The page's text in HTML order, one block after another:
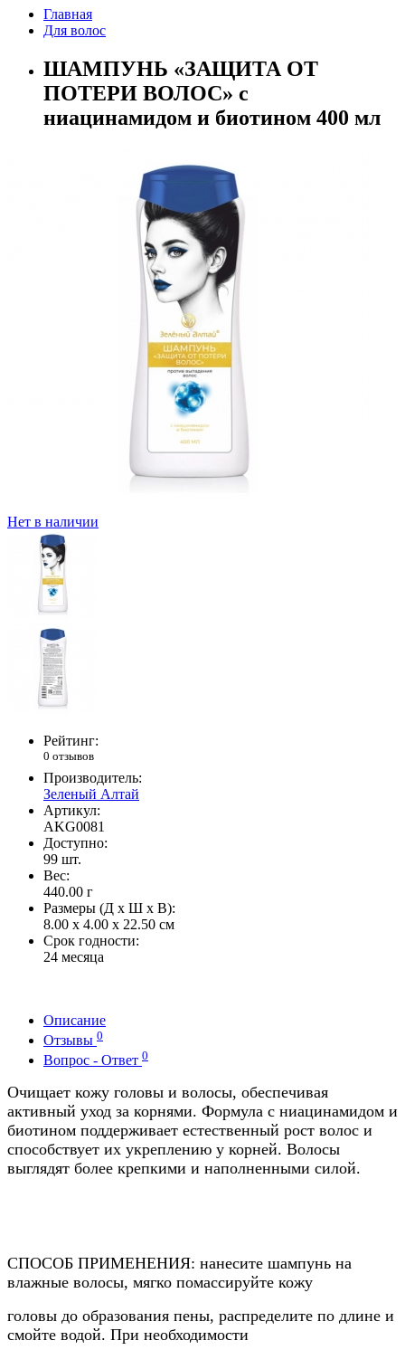
Главная
Для волос
ШАМПУНЬ «ЗАЩИТА ОТ
ПОТЕРИ ВОЛОС» с
ниацинамидом и биотином 400 мл
Нет в наличии
Рейтинг:
0 отзывов
Производитель:
Зеленый Алтай
Артикул:
AKG0081
Доступно:
99 шт.
Вес:
440.00 г
Размеры (Д x Ш x В):
8.00 x 4.00 x 22.50 см
Срок годности:
24 месяца
Описание
Отзывы 0
Вопрос - Ответ 0
Очищает кожу головы и волосы, обеспечивая
активный уход за корнями. Формула с ниацинамидом и
биотином поддерживает естественный рост волос и
способствует их укреплению у корней. Волосы
выглядят более крепкими и наполненными силой.
СПОСОБ ПРИМЕНЕНИЯ: нанесите шампунь на
влажные волосы, мягко помассируйте кожу
головы до образования пены, распределите по длине и
смойте водой. При необходимости